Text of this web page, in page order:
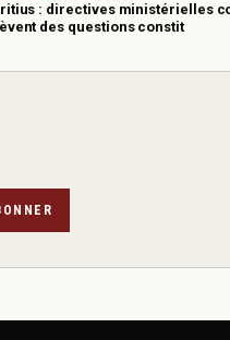
: directives ministérielles
des questions constit